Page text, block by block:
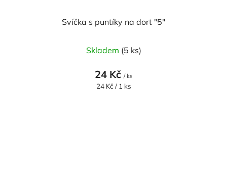
Svíčka s puntíky na dort "5"
Skladem (5 ks)
24 Kč / ks
Měrná
24 Kč / 1 ks